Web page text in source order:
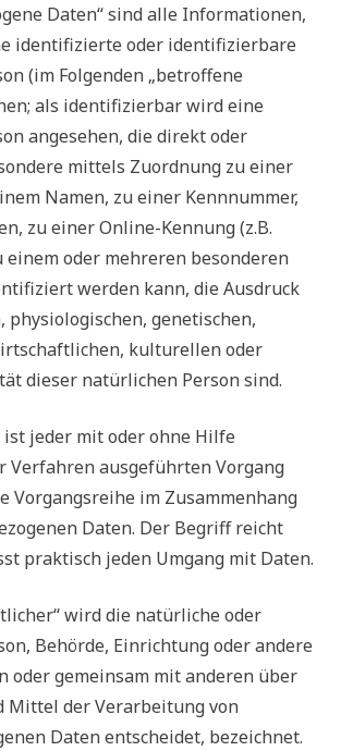
Daten“ sind alle Informationen,
identifizierte oder identifizierbare
(im Folgenden „betroffene
als identifizierbar wird eine
angesehen, die direkt oder
mittels Zuordnung zu einer
Namen, zu einer Kennnummer,
zu einer Online-Kennung (z.B.
einem oder mehreren besonderen
werden kann, die Ausdruck
physiologischen, genetischen,
kulturellen oder
dieser natürlichen Person sind.
ist jeder mit oder ohne Hilfe
Verfahren ausgeführten Vorgang
Vorgangsreihe im Zusammenhang
Daten. Der Begriff reicht
praktisch jeden Umgang mit Daten.
wird die natürliche oder
Behörde, Einrichtung oder andere
oder gemeinsam mit anderen über
Mittel der Verarbeitung von
Daten entscheidet, bezeichnet.